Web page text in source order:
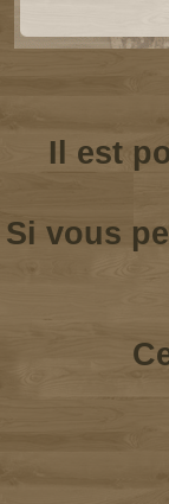
Il est
Si vous